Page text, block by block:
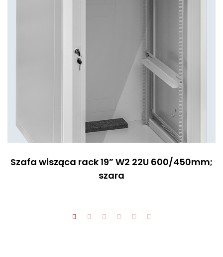
Szafa wisząca rack 19” W2 22U 600/450mm;
szara